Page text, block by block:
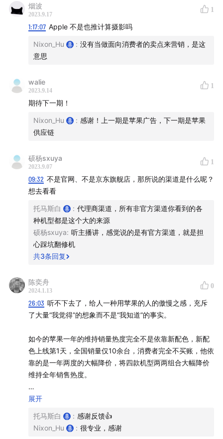
01:05:16- 傲慢：还是超小的6G 内存；感谢35W快充
01:17:13- 信号、录音等槽点该来还得来
Part4：买吗？怎么理解 iPhone 的傲慢？
01:18:34 - 价格带更宽了；不同的体验感受和选购逻辑
01:21:18- 理解 iPhone：团队的价值观、公司的阶段
01:24:23 - 下期预告
话类节目。每期带给您一个有趣有据的话题，帮您在信息
严重过载的现代世界小幅自我迭代。您可以在小宇宙、苹
果播客或者其他泛用型播客客户端搜索“脑放电波”找到并
关注我们，如果您对本期节目有任何疑问，欢迎您给我们
留言，如果您觉得这期内容对你有所帮助，欢迎您关注点
赞收藏转发，这对我们非常重要。
烟波
2023.9.17
1
1:17:07 Apple 不是也推计算摄影吗
Nixon_Hu : 没有当做面向消费者的卖点来营销，是这
意思
walie
2023.9.14
1
期待下一期！
Nixon_Hu : 感谢！上一期是苹果广告，下一期是苹果
供应链
硕杨sxuya
2023.9.07
1
09:32 不是官网、不是京东旗舰店，那所说的渠道是什么呢？
想去看看
托马斯白 : 代理商渠道，所有非官方渠道你看到的各
种机型都是这个大的来源
硕杨sxuya: 听主播讲，感觉说的是有官方渠道，就是担
心踩坑翻修机
共3条回复
陈奕舟
2024.1.13
0
26:03 听不下去了，给人一种用苹果的人的傲慢之感，充斥
了大量“我觉得”的想象而不是“我知道”的事实。
如今的苹果一年的维持销量热度完全不是依靠新配色，新配
色上线第1天，全国销量仅10余台，消费者完全不买账，他依
靠的是一年两度的大幅降价，将四款机型两两组合大幅降价
维持全年销售热度。
安卓维护的最大难度不是谷歌的大版本更新，安卓近些年大
量更新内容都是来自国产厂商的贡献，很多功能在原生安卓
里都是只写了空壳，内容还是要各家自己已经造了轮子的功
能代码放进去。长期维护最大的难度还是来自高通和mtk，
展开
托马斯白 : 感谢反馈👍
Nixon_Hu
: 很专业，感谢